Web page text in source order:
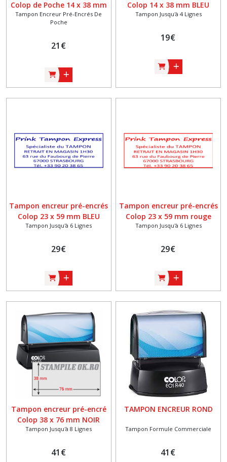
Colop de Poche 14 x 38 mm
Noir
Tampon Encreur Pré-Encrés De
Poche
21 €
Colop 14 x 38 mm BLEU
Tampon Jusqu'à 4 Lignes
19€
Tampon encreur pré-encrés
Colop 23 x 59 mm BLEU
Tampon Jusqu'à 6 Lignes
29€
Tampon encreur pré-encrés
Colop 23 x 59 mm rouge
Tampon Jusqu'à 6 Lignes
29€
Tampon encreur pré-encré
Colop 38 x 76 mm NOIR
Tampon Jusqu'à 8 Lignes
41 €
TAMPON ENCREUR ROND
Tampon Formule Commerciale
41 €